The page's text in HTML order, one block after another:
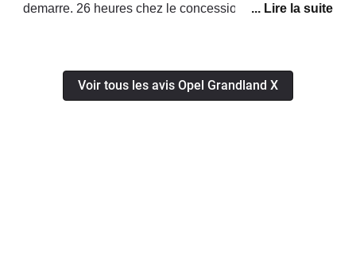
demarre. 26 heures chez le concessionnaire,
80000km, retour du probleme, le concessionnaire ne
veut plus la prendre en charge, motif, probleme
Voir tous les avis Opel Grandland X